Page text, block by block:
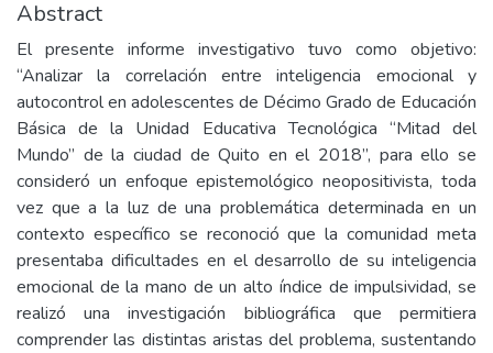
Abstract
El presente informe investigativo tuvo como objetivo:
“Analizar la correlación entre inteligencia emocional y
autocontrol en adolescentes de Décimo Grado de Educación
Básica de la Unidad Educativa Tecnológica “Mitad del
Mundo” de la ciudad de Quito en el 2018”, para ello se
consideró un enfoque epistemológico neopositivista, toda
vez que a la luz de una problemática determinada en un
contexto específico se reconoció que la comunidad meta
presentaba dificultades en el desarrollo de su inteligencia
emocional de la mano de un alto índice de impulsividad, se
realizó una investigación bibliográfica que permitiera
comprender las distintas aristas del problema, sustentando